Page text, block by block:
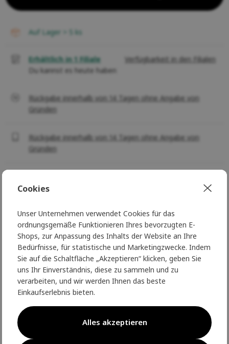
auf Lager > 5 ks
Erhältlich in 1 Filiale
Du kannst es heute haben
Verfügbarkeit in den Filialen
Rückgabe innerhalb von 14 Tagen ohne Angabe von
Gründen
Rückgabe innerhalb von 14 Tagen ohne Angabe von
Gründen
O produktu
Rouchette Clean Garden
Halbisolierte Arbeitsstiefel
Für die Arbeit konzipiert, für den Komfort gemacht.
Niedrige, isolierte Arbeitsstiefel
selbstreinigende Sohle
maximaler Grip im Gelände
Fußstütze
Parameter
Cookies
Unser Unternehmen verwendet Cookies für das
ordnungsgemäße Funktionieren Ihres bevorzugten E-
Shops, zur Anpassung des Inhalts der Website an Ihre
Bedürfnisse, für statistische und Marketingzwecke. Indem
Sie auf die Schaltfläche „Akzeptieren“ klicken, geben Sie
uns Ihr Einverständnis, diese zu sammeln und zu
verarbeiten, und wir werden Ihnen das beste
Einkaufserlebnis bieten.
Alles akzeptieren